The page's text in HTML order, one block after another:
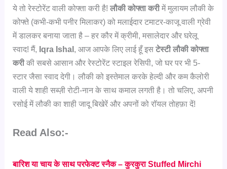
ये तो रेस्टोरेंट वाली कोफ्ता करी है!लौकी कोफ्ता करीमें मुलायम लौकी के
कोफ्ते (कभी-कभी पनीर मिलाकर) को मलाईदार टमाटर-काजू वाली ग्रेवी
में डालकर बनाया जाता है – हर कौर में क्रीमी, मसालेदार और घरेलू
स्वाद! मैं, Iqra Ishal , आज आपके लिए लाई हूँ इसटेस्टी लौकी कोफ्ता
करीकी सबसे आसान और रेस्टोरेंट स्टाइल रेसिपी, जो घर पर भी 5-
स्टार जैसा स्वाद देगी। लौकी को इस्तेमाल करके हेल्दी और कम कैलोरी
वाली ये शाही सब्ज़ी रोटी-नान के साथ कमाल लगती है। तो चलिए, अपनी
रसोई में लौकी का शाही जादू बिखेरें और अपनों को रॉयल तोहफ़ा दें!
Read Also:-
बारिश या चाय के साथ परफेक्ट स्नैक – कुरकुरा Stuffed Mirchi